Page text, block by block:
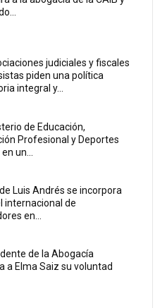
judiciales y fiscales
piden una política
integral y...
de Educación,
Profesional y Deportes
un...
Luis Andrés se incorpora
internacional de
en...
de la Abogacía
a Elma Saiz su voluntad